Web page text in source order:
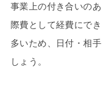
事業上の付き合いの
際費として経費にで
多いため、日付・相
しょう。